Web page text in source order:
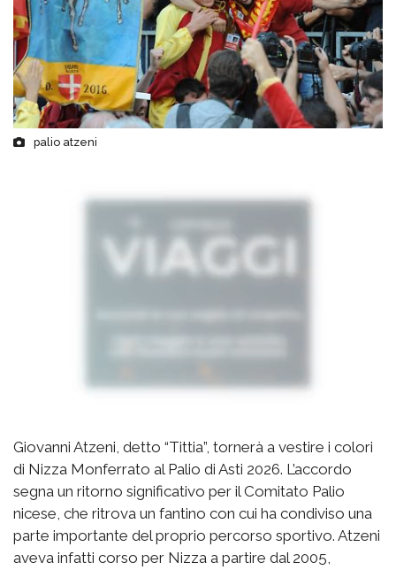
palio atzeni
Giovanni Atzeni, detto “Tittia”, tornerà a vestire i colori
di Nizza Monferrato al Palio di Asti 2026. L’accordo
segna un ritorno significativo per il Comitato Palio
nicese, che ritrova un fantino con cui ha condiviso una
parte importante del proprio percorso sportivo. Atzeni
aveva infatti corso per Nizza a partire dal 2005,